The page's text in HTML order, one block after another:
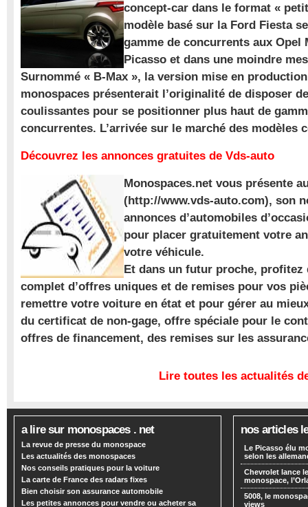
concept-car dans le format «
modèle basé sur la Ford Fiesta
gamme de concurrents aux Opel
Picasso et dans une moindre
Surnommé « B-Max », la version mise en
monospaces présenterait l’originalité de disposer
coulissantes pour se positionner plus haut de
concurrentes. L’arrivée sur le marché des modèles
Découvrez les annonces gratuites de Vds-auto
Monospaces.net vous présente
(http://www.vds-auto.com), son
annonces d’automobiles
pour placer gratuitement votre
votre véhicule.
Et dans un futur proche, profitez
complet d’offres uniques et de remises pour vos
remettre votre voiture en état et pour gérer au
du certificat de non-gage, offre spéciale pour le
offres de financement, des remises sur les
Lire toutes les actualités
a lire sur monospaces . net
La revue de presse du monospace
Les actualités des monospaces
Nos conseils pratiques pour la voiture
La carte de France des radars fixes
Bien choisir son assurance automobile
Les petites annonces pour vendre ou acheter sa
nos articles
Le Picasso élu
selon les
Chevrolet lance
monospace,
5008, le
views